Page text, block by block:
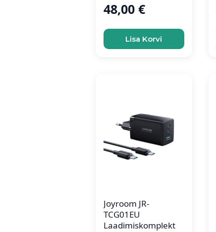
48,00 €
Lisa Korvi
Joyroom JR-
TCG01EU
Laadimiskomplekt